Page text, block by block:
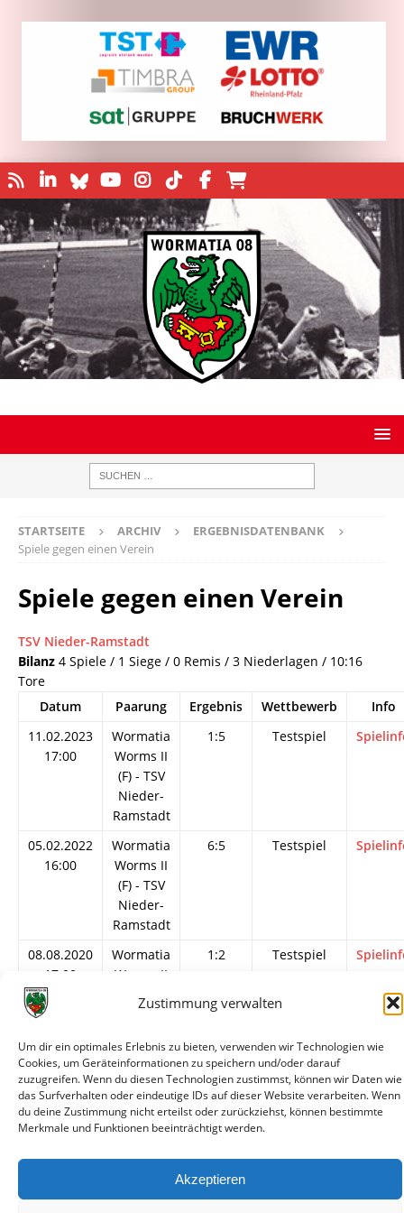
Zustimmung verwalten
Um dir ein optimales Erlebnis zu bieten, verwenden wir Technologien wie
Cookies, um Geräteinformationen zu speichern und/oder darauf
zuzugreifen. Wenn du diesen Technologien zustimmst, können wir Daten wie
das Surfverhalten oder eindeutige IDs auf dieser Website verarbeiten. Wenn
du deine Zustimmung nicht erteilst oder zurückziehst, können bestimmte
Merkmale und Funktionen beeinträchtigt werden.
Akzeptieren
STARTSEITE ARCHIV
ERGEBNISDATENBANK
Spiele gegen einen Verein
Spiele gegen einen Verein
TSV Nieder-Ramstadt
Bilanz 4 Spiele / 1 Siege / 0 Remis / 3 Niederlagen / 10:16
Tore
Datum
Paarung Ergebnis Wettbewerb
Info
11.02.2023
17:00
Wormatia
Worms II
(F) - TSV
Nieder-
Ramstadt
1:5 Testspiel
05.02.2022
16:00
Wormatia
Worms II
(F) - TSV
Nieder-
Ramstadt
6:5 Testspiel
08.08.2020
17:00
Wormatia
Worms II
(F) - TSV
Nieder-
1:2 Testspiel
11.08.2018
17:00
Wormatia
Worms II
(F) - TSV
Nieder-
2:4 Testspiel